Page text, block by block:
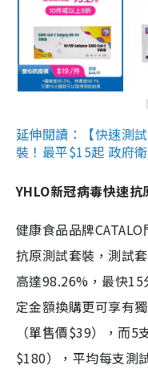
延伸閱讀：【快速測
裝！最平$15起 政府
YHLO新冠病毒快速抗
健康食品品牌
抗原測試套裝，測試
高達98.26%，最快
定金額換購更可享有
（單售價$39），而
$180），平均每支測